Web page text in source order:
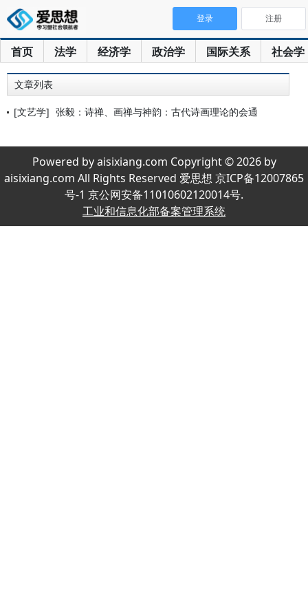
首页 法学 经济学 政治学 国际关系 社会学
登录 注册
文章列表
[文艺学] 张毅：诗禅、画禅与神韵：古代诗画理论的会通
Powered by aisixiang.com Copyright © 2026 by
aisixiang.com All Rights Reserved 爱思想 京ICP备12007865
号-1 京公网安备11010602120014号.
工业和信息化部备案管理系统